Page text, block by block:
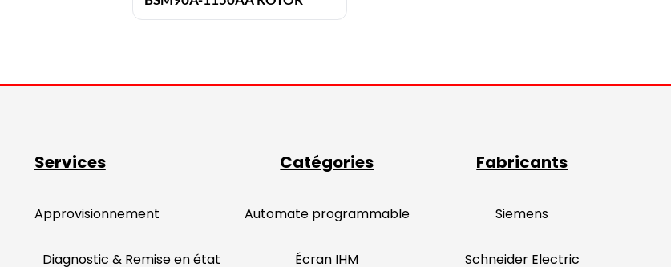
Services
Approvisionnement
Diagnostic & Remise en état
Catégories
Automate programmable
Écran IHM
Fabricants
Siemens
Schneider Electric